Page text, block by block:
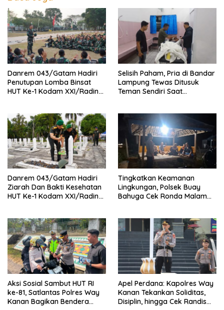
Danrem 043/Gatam Hadiri
Penutupan Lomba Binsat
HUT Ke-1 Kodam XXI/Radin
Selisih Paham, Pria di Bandar
Lampung Tewas Ditusuk
Teman Sendiri Saat
Danrem 043/Gatam Hadiri
Ziarah Dan Bakti Kesehatan
HUT Ke-1 Kodam XXI/Radin
Tingkatkan Keamanan
Lingkungan, Polsek Buay
Bahuga Cek Ronda Malam
Aksi Sosial Sambut HUT RI
ke-81, Satlantas Polres Way
Kanan Bagikan Bendera
Apel Perdana: Kapolres Way
Kanan Tekankan Soliditas,
Disiplin, hingga Cek Randis